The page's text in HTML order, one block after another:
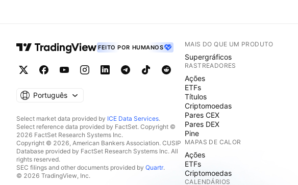
FEITO POR HUMANOS
Português
Select market data provided by ICE Data Services.
Select reference data provided by FactSet. Copyright ©
2026 FactSet Research Systems Inc.
Copyright © 2026, American Bankers Association. CUSIP
Database provided by FactSet Research Systems Inc. All
rights reserved.
SEC filings and other documents provided by Quartr.
© 2026 TradingView, Inc.
MAIS DO QUE UM PRODUTO
Supergráficos
RASTREADORES
Ações
ETFs
Títulos
Criptomoedas
Pares CEX
Pares DEX
Pine
MAPAS DE CALOR
Ações
ETFs
Criptomoedas
CALENDÁRIOS